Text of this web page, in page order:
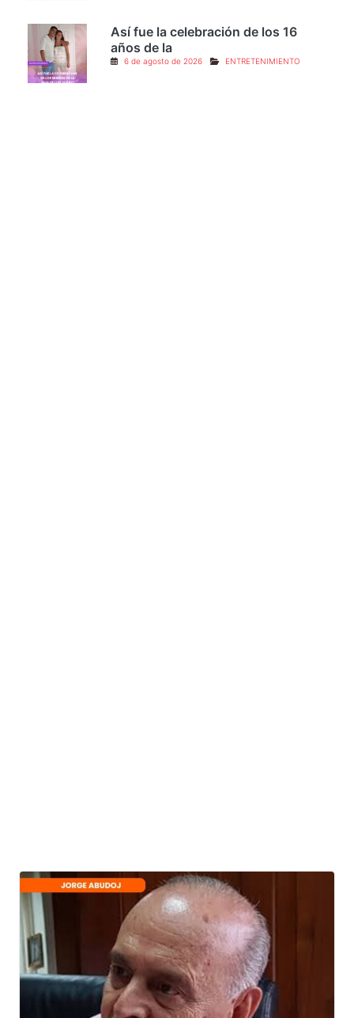
Así fue la celebración de los 16
años de la
6 de agosto de 2026 ENTRETENIMIENTO